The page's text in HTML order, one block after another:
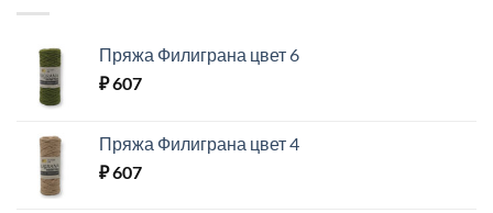
Пряжа Филиграна цвет 6
₽607
Пряжа Филиграна цвет 4
₽607